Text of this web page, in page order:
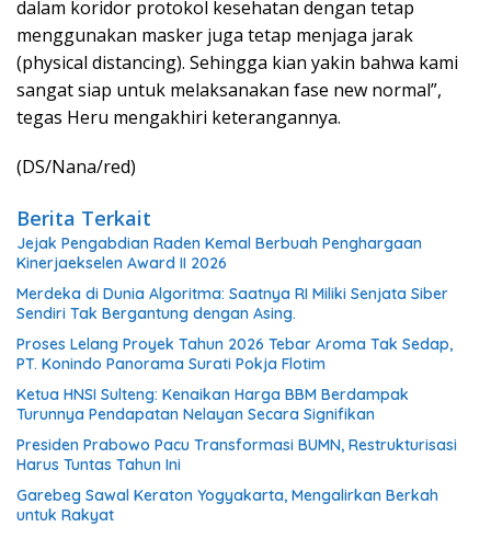
dalam koridor protokol kesehatan dengan tetap
menggunakan masker juga tetap menjaga jarak
(physical distancing). Sehingga kian yakin bahwa kami
sangat siap untuk melaksanakan fase new normal”,
tegas Heru mengakhiri keterangannya.
(DS/Nana/red)
Berita Terkait
Jejak Pengabdian Raden Kemal Berbuah Penghargaan
Kinerjaekselen Award II 2026
Merdeka di Dunia Algoritma: Saatnya RI Miliki Senjata Siber
Sendiri Tak Bergantung dengan Asing.
Proses Lelang Proyek Tahun 2026 Tebar Aroma Tak Sedap,
PT. Konindo Panorama Surati Pokja Flotim
Ketua HNSI Sulteng: Kenaikan Harga BBM Berdampak
Turunnya Pendapatan Nelayan Secara Signifikan
Presiden Prabowo Pacu Transformasi BUMN, Restrukturisasi
Harus Tuntas Tahun Ini
Garebeg Sawal Keraton Yogyakarta, Mengalirkan Berkah
untuk Rakyat